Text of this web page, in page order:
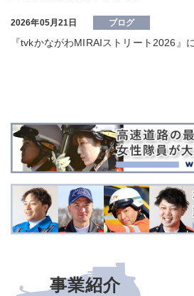
2026年05月21日 ブログ
『tvkかながわMIRAIストリート2026』
事業紹介